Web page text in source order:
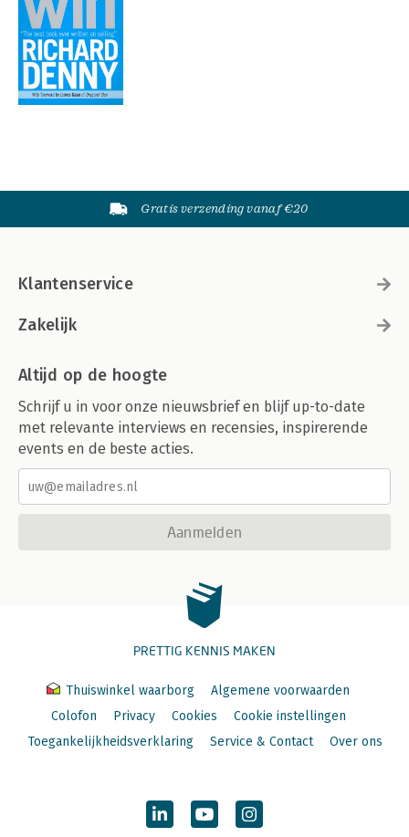
Gratis verzending vanaf €20
Klantenservice
Zakelijk
Altijd op de hoogte
Schrijf u in voor onze nieuwsbrief en blijf up-to-date
met relevante interviews en recensies, inspirerende
events en de beste acties.
Aanmelden
PRETTIG KENNIS MAKEN
Thuiswinkel waarborg
Algemene voorwaarden
Colofon
Privacy Cookies
Cookie instellingen
Toegankelijkheidsverklaring
Service & Contact Over ons